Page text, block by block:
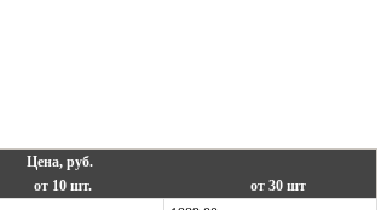
Цена, руб.
от 10 шт.
от 30 шт